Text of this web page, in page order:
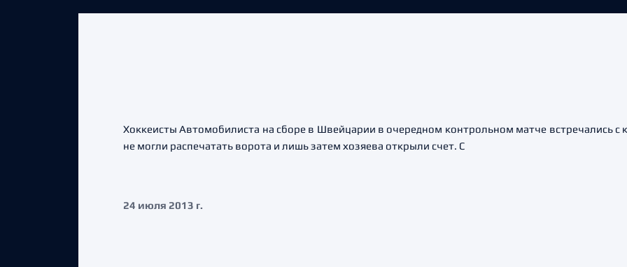
Хоккеисты Автомобилиста на сборе в Швейцарии в очередном контрольном матче встречались с
не могли распечатать ворота и лишь затем хозяева открыли счет. С
24 июля 2013 г.